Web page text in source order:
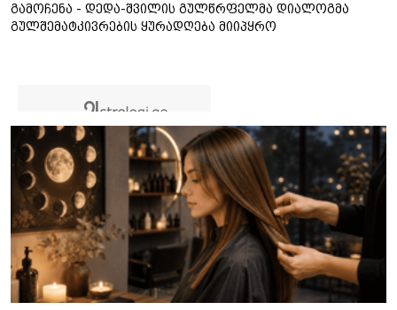
გამოჩენა - დედა-შვილის გულწრფელმა დიალოგმა
გულშემატკივრების ყურადღება მიიპყრო